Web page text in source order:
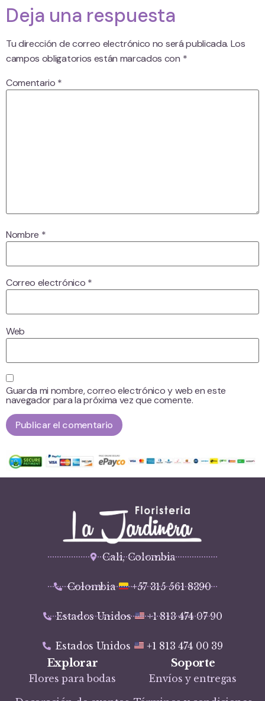
Deja una respuesta
Tu dirección de correo electrónico no será publicada. Los
campos obligatorios están marcados con *
Comentario *
Nombre *
Correo electrónico *
Web
Guarda mi nombre, correo electrónico y web en este
navegador para la próxima vez que comente.
Cali, Colombia
Colombia +57 315 561 8390
Estados Unidos +1 813 474 07 90
Estados Unidos +1 813 474 00 39
Explorar
Flores para bodas
Soporte
Envíos y entregas